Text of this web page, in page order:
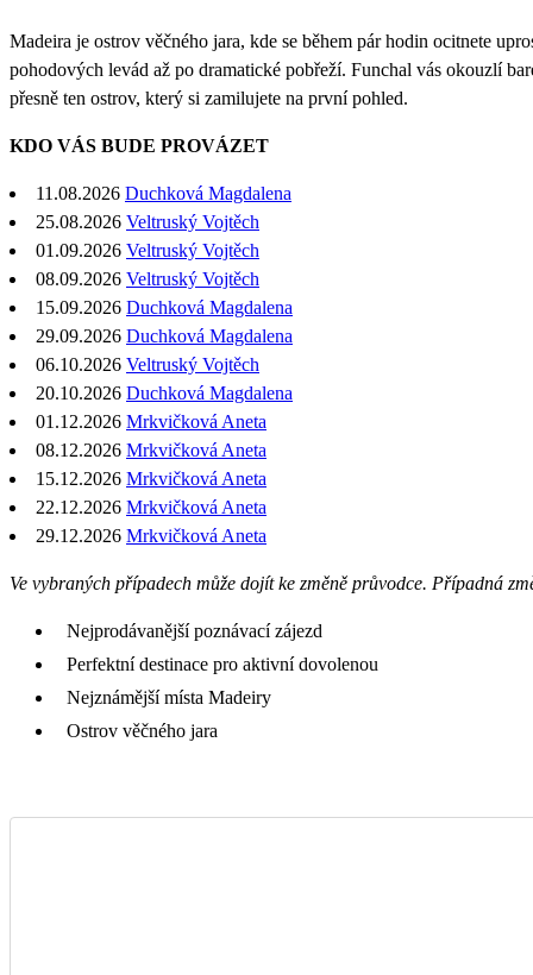
Madeira je ostrov věčného jara, kde se během pár hodin ocitnete
pohodových levád až po dramatické pobřeží. Funchal vás okouzlí
přesně ten ostrov, který si zamilujete na první pohled.
KDO VÁS BUDE PROVÁZET
11.08.2026 Duchková Magdalena
25.08.2026 Veltruský Vojtěch
01.09.2026 Veltruský Vojtěch
08.09.2026 Veltruský Vojtěch
15.09.2026 Duchková Magdalena
29.09.2026 Duchková Magdalena
06.10.2026 Veltruský Vojtěch
20.10.2026 Duchková Magdalena
01.12.2026 Mrkvičková Aneta
08.12.2026 Mrkvičková Aneta
15.12.2026 Mrkvičková Aneta
22.12.2026 Mrkvičková Aneta
29.12.2026 Mrkvičková Aneta
Ve vybraných případech může dojít ke změně průvodce. Případná
Nejprodávanější poznávací zájezd
Perfektní destinace pro aktivní dovolenou
Nejznámější místa Madeiry
Ostrov věčného jara